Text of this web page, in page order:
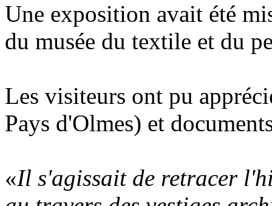
Une exposition avait été
du musée du textile et du
Les visiteurs ont pu
Pays d'Olmes) et
«Il s'agissait de retracer